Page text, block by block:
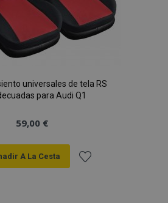
universales de tela RS
para Audi Q1
59,00 €
A La Cesta